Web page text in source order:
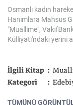
Osmanlı kadın
Hanımlara Mahsus
"Muallime",
Külliyatı'ndakiyerini
İlgili Kitap
Kategori
TÜMÜNÜ